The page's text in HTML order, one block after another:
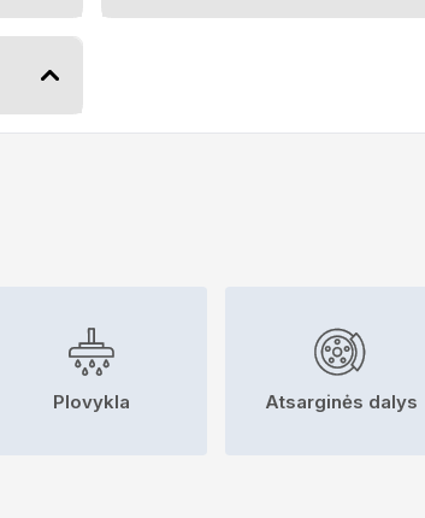
Plovykla Atsarginės dalys